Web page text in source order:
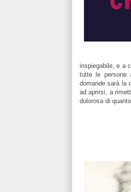
inspiegabile, e a
tutte le persone
domande sarà la
ad aprirsi, a
dolorosa di